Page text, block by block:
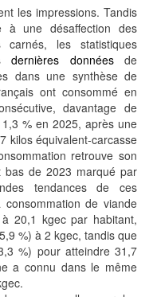
les impressions. Tandis
une désaffection des
carnés, les statistiques
dernières donnéesde
dans une synthèse de
ont consommé en
davantage de
% en 2025, après une
kilos équivalent-carcasse
retrouve son
bas de 2023 marqué par
tendances de ces
de viande
20,1 kgec par habitant,
%) à 2 kgec, tandis que
%) pour atteindre 31,7
a connu dans le même